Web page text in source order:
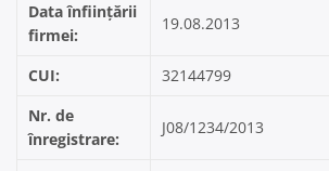
Data înființării
firmei:
19.08.2013
CUI:
32144799
Nr. de
înregistrare:
J08/1234/2013